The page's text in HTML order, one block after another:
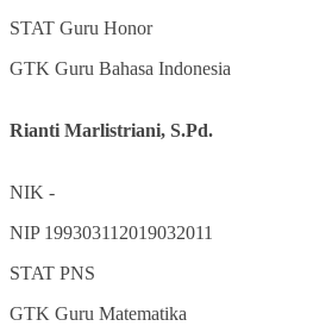
STAT Guru Honor
GTK Guru Bahasa Indonesia
Rianti Marlistriani, S.Pd.
NIK -
NIP 199303112019032011
STAT PNS
GTK Guru Matematika